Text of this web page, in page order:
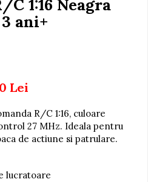
1:16 Neagra
ani+
Lei
R/C 1:16, culoare
27 MHz. Ideala pentru
de actiune si patrulare.
lucratoare